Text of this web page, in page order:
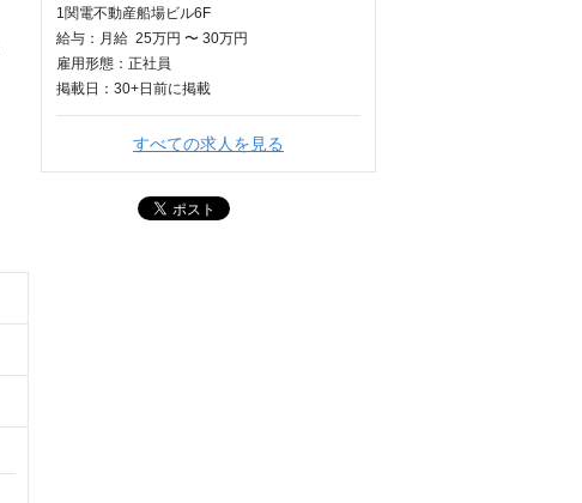
1関電不動産船場ビル6F
給与： 月給 25万円 〜 30万円
雇用形態：正社員
掲載日： 30+日 前に掲載
すべての求人を見る